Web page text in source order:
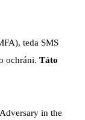
teda SMS
ochráni. Táto
in the